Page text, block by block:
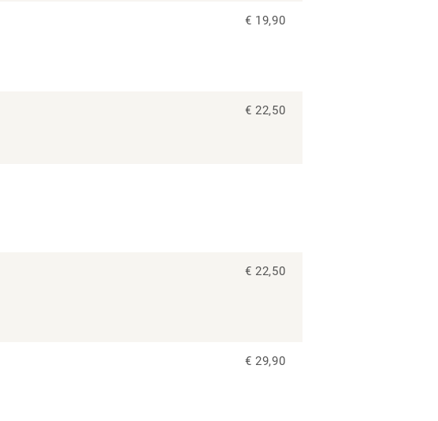
€ 19,90
€ 22,50
€ 22,50
€ 29,90